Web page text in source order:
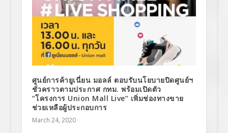
ศูนย์การค้ายูเนี่ยน มอลล์ ตอบรับนโยบายปิดศูนย์ฯ
ชั่วคราวตามประกาศ กทม. พร้อมเปิดตัว
“โครงการ Union Mall Live” เพิ่มช่องทางขาย
ช่วยเหลือผู้ประกอบการ
March 24, 2020